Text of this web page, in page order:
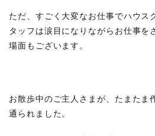
ただ、すごく大変なお仕事でハウス
タッフは涙目になりながらお仕事を
場面もございます。
お散歩中のご主人さまが、たまたま
通られました。